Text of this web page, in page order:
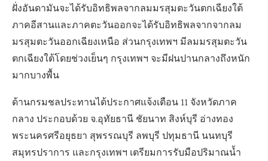
ฝั่งอันดามันจะได้รับอิทธิพลจากลมมรสุมตะวันตกเฉียงใต้
ภาคอีสานและภาคตะวันออกจะได้รับอิทธิพลจากจากลม
มรสุมตะวันออกเฉียงเหนือ ส่วนกรุงเทพฯ มีลมมรสุมตะวัน
ตกเฉียงใต้โดยช่วงเย็นๆ กรุงเทพฯ จะมีฝนปานกลางถึงหนัก
มากบางพื้น
ด้านกรมชลประทานได้ประกาศแจ้งเตือน 11 จังหวัดภาค
กลาง ประกอบด้วย จ.อุทัยธานี ชัยนาท สิงห์บุรี อ่างทอง
พระนครศรีอยุธยา สุพรรณบุรี ลพบุรี ปทุมธานี นนทบุรี
สมุทรปราการ และกรุงเทพฯ เตรียมการรับมือปริมาณน้ำ